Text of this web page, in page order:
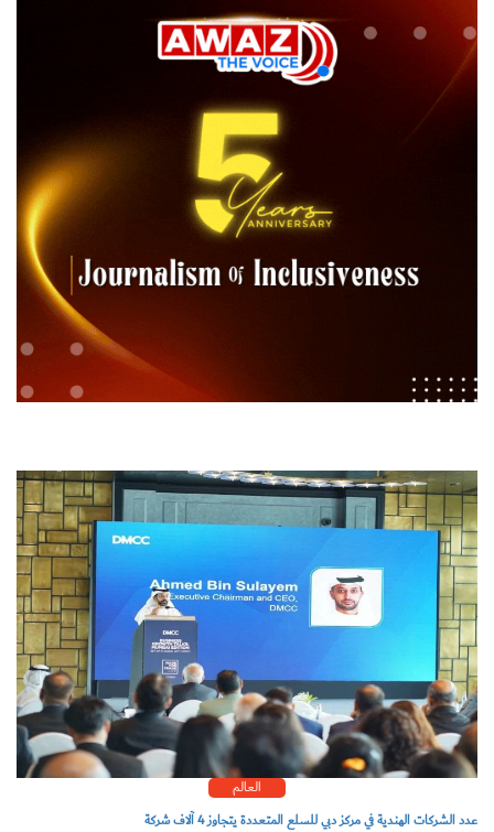
العالم
عدد الشركات الهندية في مركز دبي للسلع المتعددة يتجاوز 4 آلاف شركة